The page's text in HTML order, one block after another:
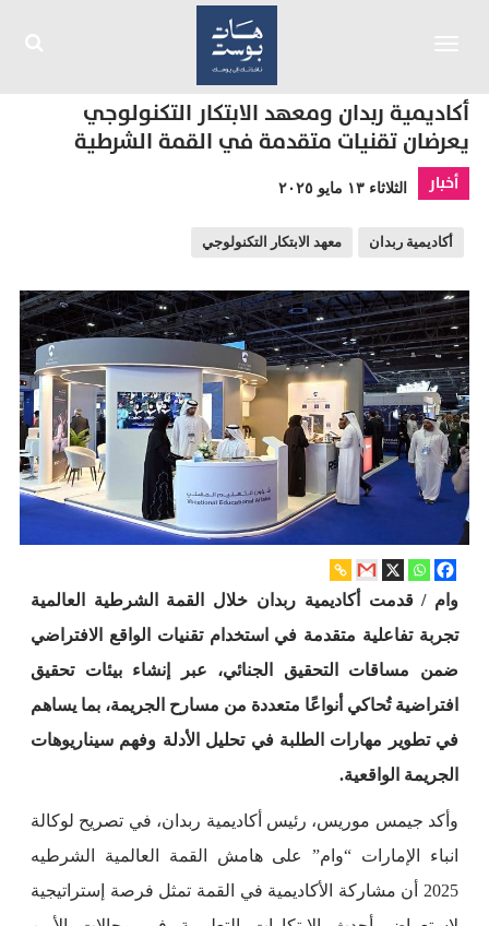
أكاديمية ربدان ومعهد الابتكار التكنولوجي
يعرضان تقنيات متقدمة في القمة الشرطية
أخبار الثلاثاء ١٣ مايو ٢٠٢٥
أكاديمية ربدان معهد الابتكار التكنولوجي
وام / قدمت أكاديمية ربدان خلال القمة الشرطية العالمية
تجربة تفاعلية متقدمة في استخدام تقنيات الواقع الافتراضي
ضمن مساقات التحقيق الجنائي، عبر إنشاء بيئات تحقيق
افتراضية تُحاكي أنواعًا متعددة من مسارح الجريمة، بما يساهم
في تطوير مهارات الطلبة في تحليل الأدلة وفهم سيناريوهات
الجريمة الواقعية.
وأكد جيمس موريس، رئيس أكاديمية ربدان، في تصريح لوكالة
انباء الإمارات “وام” على هامش القمة العالمية الشرطيه
2025 أن مشاركة الأكاديمية في القمة تمثل فرصة إستراتيجية